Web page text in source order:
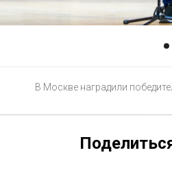
В Москве наградили